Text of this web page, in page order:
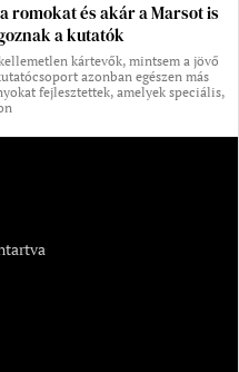
romokat és akár a Marsot is
a kutatók
kártevők, mintsem a jövő
azonban egészen más
fejlesztettek, amelyek speciális,